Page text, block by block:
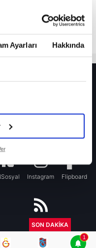
Ayarları Hakkında
arasında gelmişti
için olay sözler!
Instagram Flipboard
RSS
SON DAKİKA
1